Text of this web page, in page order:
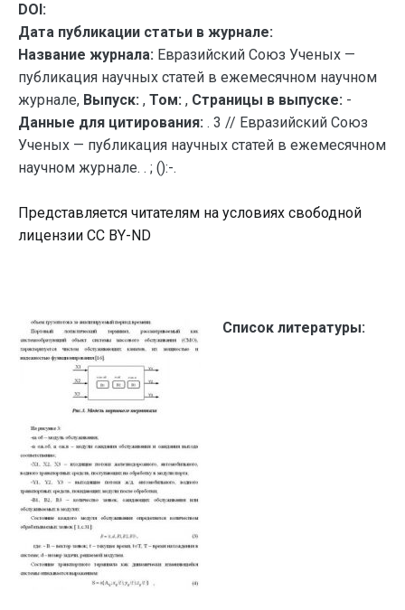
DOI:
Дата публикации статьи в журнале:
Название журнала: Евразийский Союз Ученых —
публикация научных статей в ежемесячном научном
журнале, Выпуск: , Том: , Страницы в выпуске: -
Данные для цитирования: . 3 // Евразийский Союз
Ученых — публикация научных статей в ежемесячном
научном журнале. . ; ():-.
Представляется читателям на условиях свободной
лицензии CC BY-ND
Список литературы: